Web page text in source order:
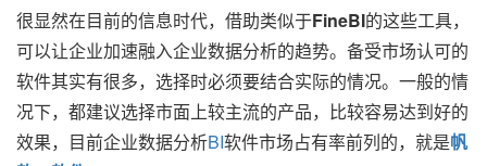
很显然在目前的信息时代，借助类似于FineBI的这些工具，
可以让企业加速融入企业数据分析的趋势。备受市场认可的
软件其实有很多，选择时必须要结合实际的情况。一般的情
况下，都建议选择市面上较主流的产品，比较容易达到好的
效果，目前企业数据分析BI软件市场占有率前列的，就是帆